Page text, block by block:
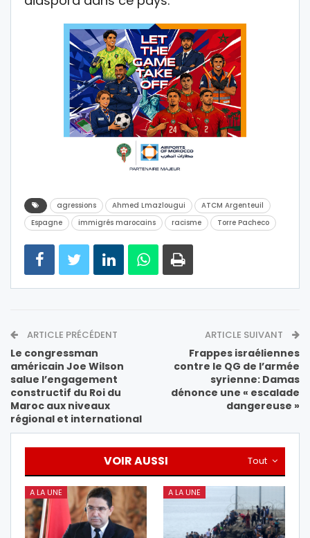
agressions Ahmed Lmazlougui
ATCM Argenteuil
Espagne
immigrés marocains racisme Torre Pacheco
ARTICLE PRÉCÉDENT
Le congressman
américain Joe Wilson
salue l’engagement
constructif du Roi du
Maroc aux niveaux
régional et international
ARTICLE SUIVANT
Frappes israéliennes
contre le QG de l’armée
syrienne: Damas
dénonce une « escalade
dangereuse »
Tout
VOIR AUSSI
A LA UNE A LA UNE